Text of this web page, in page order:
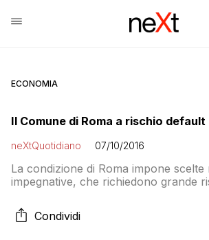
ECONOMIA
Il Comune di Roma a rischio default
neXtQuotidiano 07/10/2016
La condizione di Roma impone scelte
impegnative, che richiedono grande
un’infinità di dettagli. E 100 giorni
per addossare le colpe agli altri è finito
Condividi